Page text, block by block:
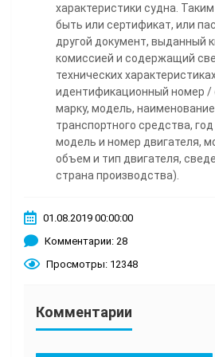
характеристики судна.
быть или сертификат, или
другой документ, выданный
комиссией и содержащий
технических
идентификационный номер /
марку, модель,
транспортного средства,
модель и номер двигателя,
объем и тип двигателя,
страна производства).
01.08.2019 00:00:00
Комментарии: 28
Просмотры: 12348
Комментарии